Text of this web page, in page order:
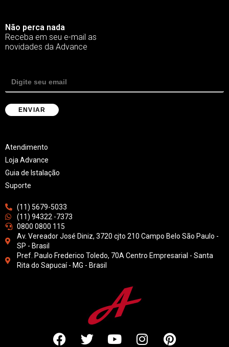
Não perca nada
Receba em seu e-mail as
novidades da Advance
Atendimento
Loja Advance
Guia de Istalação
Suporte
(11) 5679-5033
(11) 94322 -7373
0800 0800 115
Av. Vereador José Diniz, 3720 cjto 210 Campo Belo São Paulo -
SP - Brasil
Pref. Paulo Frederico Toledo, 70A Centro Empresarial - Santa
Rita do Sapucaí - MG - Brasil